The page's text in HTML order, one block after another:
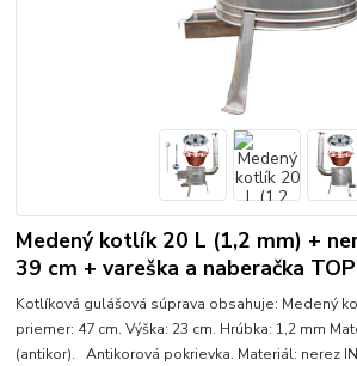
Medený kotlík 20 L (1,2 mm) +
39 cm + vareška a naberačka
Kotlíková gulášová súprava obsahuje: Medený
priemer: 47 cm. Výška: 23 cm. Hrúbka: 1,2 mm
(antikor). Antikorová pokrievka. Materiál: nerez